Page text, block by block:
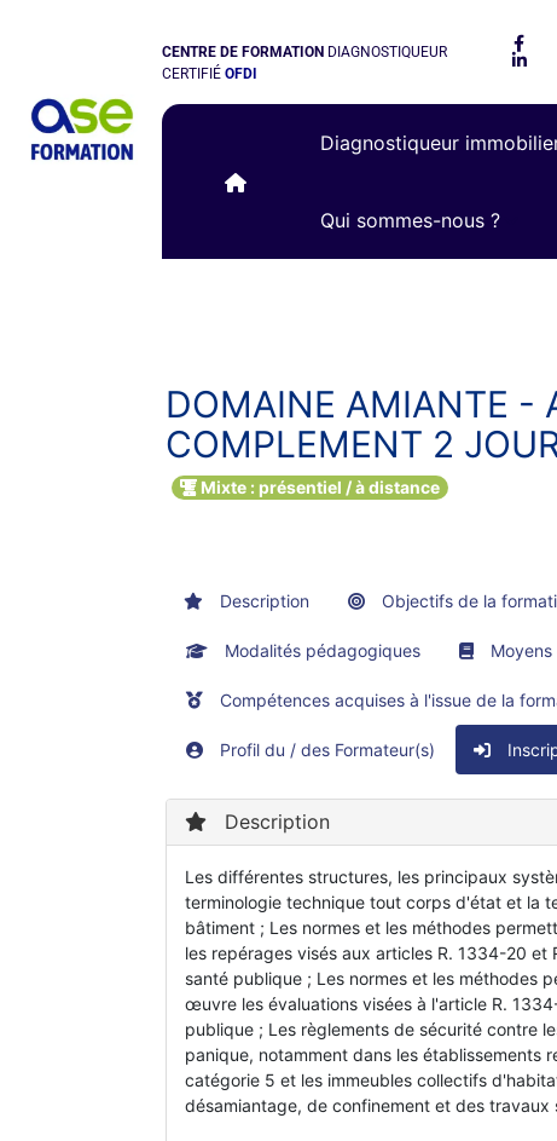
CENTRE DE FORMATION DIAGNOSTIQUEUR
CERTIFIÉOFDI
Diagnostiqueur
Qui sommes-nous ?
DOMAINE AMIANTE -
COMPLEMENT 2
Mixte : présentiel / à distance
Description Objectifs de la
Modalités pédagogiques
Compétences acquises à l'issue de la
Profil du / des Formateur(s)
Description
Les différentes structures, les principaux
terminologie technique tout corps d'état et la
bâtiment ; Les normes et les méthodes
les repérages visés aux articles R. 1334-20 et
santé publique ; Les normes et les méthodes
œuvre les évaluations visées à l'article R.
publique ; Les règlements de sécurité contre
panique, notamment dans les établissements
catégorie 5 et les immeubles collectifs
désamiantage, de confinement et des travaux